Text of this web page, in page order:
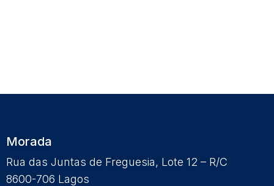
Morada
Rua das Juntas de Freguesia, Lote 12 – R/C
8600-706 Lagos